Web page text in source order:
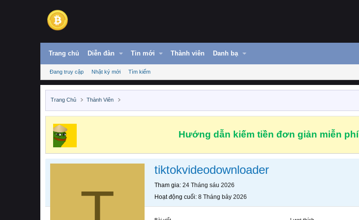
Trang chủ Diễn đàn Tin mới Thành viên Danh bạ
Đang truy cập Nhật ký mới Tìm kiếm
Trang Chủ Thành Viên
Hướng dẫn kiếm tiền đơn giản miễn phí
tiktokvideodownloader
Tham gia 24 Tháng sáu 2026
Hoạt động cuối 8 Tháng bảy 2026